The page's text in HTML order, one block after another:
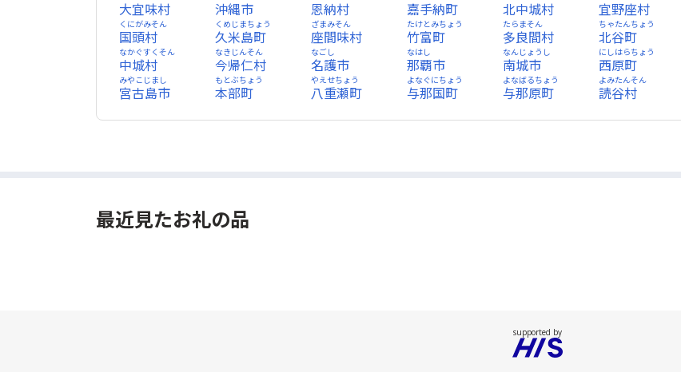
大宜味村 沖縄市 恩納村 嘉手納町 北中城村 宜野座村
国頭村
くにがみそん
久米島町
くめじまちょう
座間味村
ざまみそん
竹富町
たけとみちょう
多良間村
たらまそん
北谷町
ちゃたんちょう
中城村
なかぐすくそん
今帰仁村
なきじんそん
名護市
なごし
那覇市
なはし
南城市
なんじょうし
西原町
にしはらちょう
宮古島市
みやこじまし
本部町
もとぶちょう
八重瀬町
やえせちょう
与那国町
よなぐにちょう
与那原町
よなばるちょう
読谷村
よみたんそん
最近見たお礼の品